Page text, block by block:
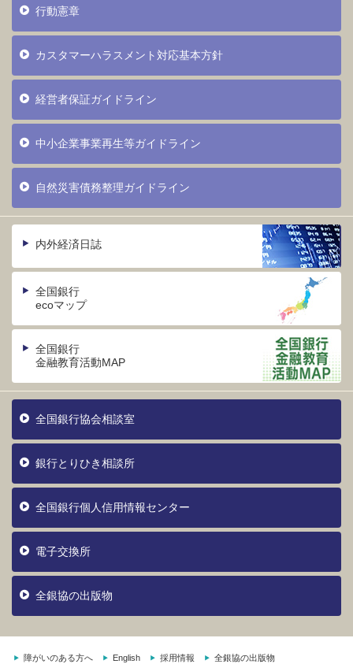
行動憲章
カスタマーハラスメント対応基本方針
経営者保証ガイドライン
中小企業事業再生等ガイドライン
自然災害債務整理ガイドライン
内外経済日誌
全国銀行
ecoマップ
全国銀行
金融教育活動MAP
全国銀行協会相談室
銀行とりひき相談所
全国銀行個人信用情報センター
電子交換所
全銀協の出版物
障がいのある方へ English 採用情報 全銀協の出版物